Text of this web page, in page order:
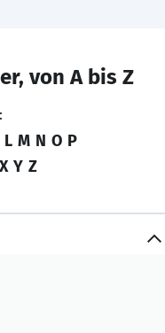
von A bis Z
L M N O P
X Y Z